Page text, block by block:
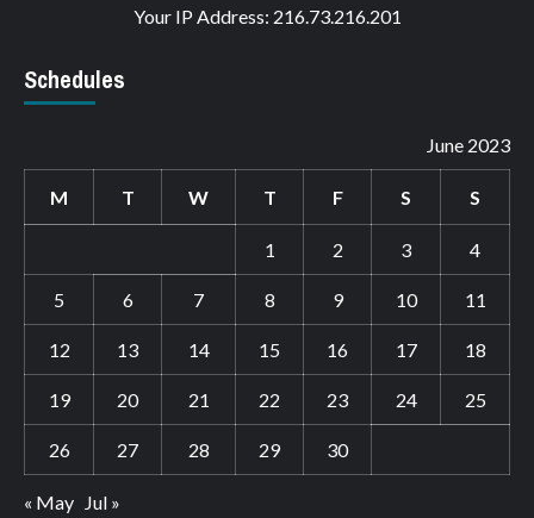
Your IP Address: 216.73.216.201
Schedules
June 2023
M T W T F S S
1 2 3 4
5 6 7 8 9 10 11
12 13 14 15 16 17 18
19 20 21 22 23 24 25
26 27 28 29 30
« May Jul »